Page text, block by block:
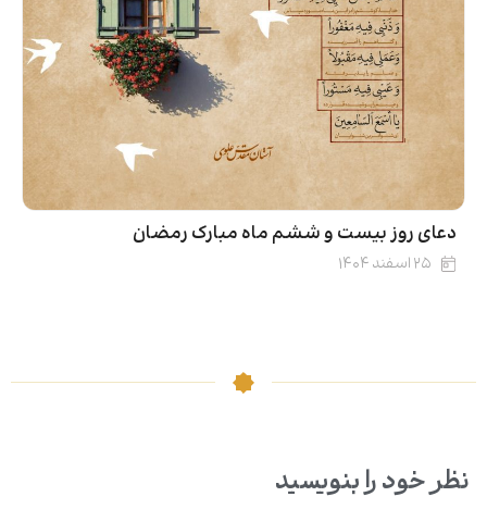
دعای روز بیست و ششم ماه مبارک رمضان
۲۵ اسفند ۱۴۰۴
نظر خود را بنویسید